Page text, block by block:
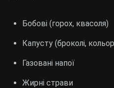
Бобові (горох, квасоля)
Капусту (броколі,
Газовані напої
Жирні страви